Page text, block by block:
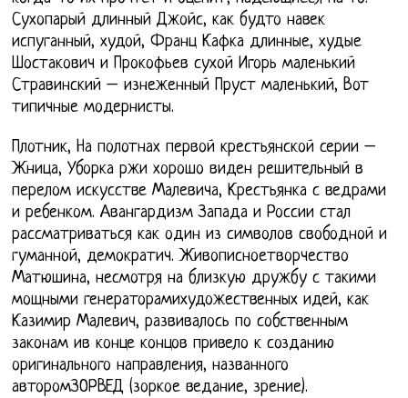
Сухопарый длинный Джойс, как будто навек
испуганный, худой, Франц Кафка длинные, худые
Шостакович и Прокофьев сухой Игорь маленький
Стравинский – изнеженный Пруст маленький, Вот
типичные модернисты.
Плотник, На полотнах первой крестьянской серии –
Жница, Уборка ржи хорошо виден решительный в
перелом искусстве Малевича, Крестьянка с ведрами
и ребенком. Авангардизм Запада и России стал
рассматриваться как один из символов свободной и
гуманной, демократич. Живописноетворчество
Матюшина, несмотря на близкую дружбу с такими
мощными генераторамихудожественных идей, как
Казимир Малевич, развивалось по собственным
законам ив конце концов привело к созданию
оригинального направления, названного
авторомЗОРВЕД (зоркое ведание, зрение).